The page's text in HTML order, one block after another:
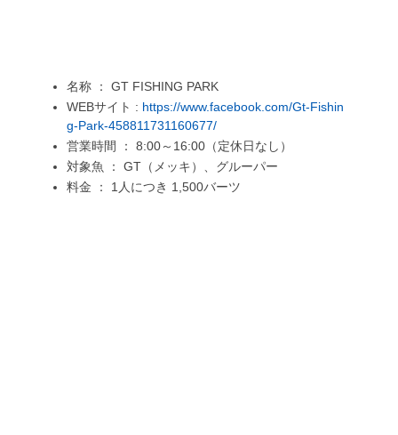
名称 ： GT FISHING PARK
WEBサイト : https://www.facebook.com/Gt-Fishin
g-Park-458811731160677/
営業時間 ： 8:00～16:00（定休日なし）
対象魚 ： GT（メッキ）、グルーパー
料金 ： 1人につき 1,500バーツ